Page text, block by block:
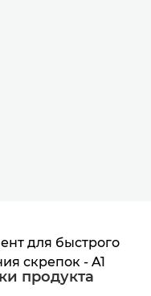
продукта
для быстрого
скрепок - A1